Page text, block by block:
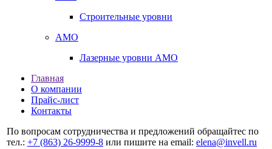
Строительные уровни
AMO
Лазерные уровни AMO
Главная
О компании
Прайс-лист
Контакты
По вопросам сотрудничества и предложений обращайтес по
тел.: +7 (863) 26‐9999‐8 или пишите на email: elena@invell.ru